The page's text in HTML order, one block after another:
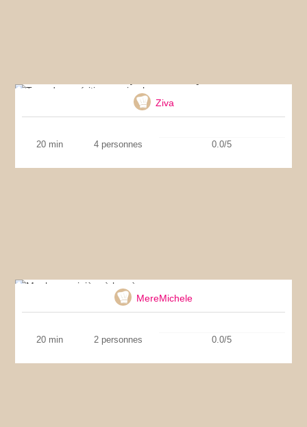
Ziva
20 min 4 personnes 0.0/5
MereMichele
20 min 2 personnes 0.0/5